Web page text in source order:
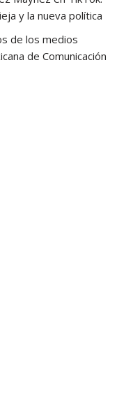
y la nueva política
de los medios
de Comunicación